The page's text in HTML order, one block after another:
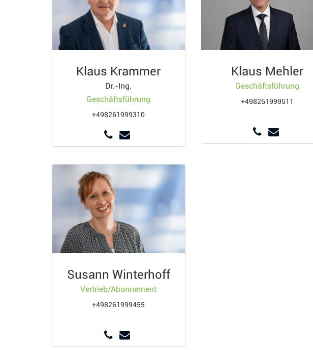
Klaus Krammer
Dr.-Ing.
Geschäftsführung
+498261999310
Klaus Mehler
Geschäftsführung
+498261999511
Susann Winterhoff
Vertrieb/Abonnement
+498261999455